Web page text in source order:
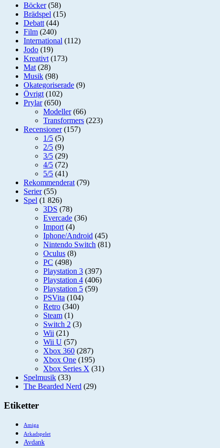
Böcker(58)
Brädspel (15)
Debatt (44)
Film (240)
International (112)
Jodo (19)
Kreativt (173)
Mat (28)
Musik (98)
Okategoriserade (9)
Övrigt (102)
Prylar(650)
Modeller(66)
Transformers (223)
Recensioner(157)
1/5 (5)
2/5 (9)
3/5 (29)
4/5 (72)
5/5 (41)
Rekommenderat (79)
Serier(55)
Spel (1 826)
3DS (78)
Evercade (36)
Import (4)
Iphone/Android (45)
Nintendo Switch (81)
Oculus (8)
PC (498)
Playstation 3 (397)
Playstation 4 (406)
Playstation 5 (59)
PSVita (104)
Retro (340)
Steam (1)
Switch 2 (3)
Wii (21)
Wii U (57)
Xbox 360 (287)
Xbox One (195)
Xbox Series X (31)
Spelmusik (33)
The Bearded Nerd (29)
Etiketter
Amiga
Arkadspelet
Avdank